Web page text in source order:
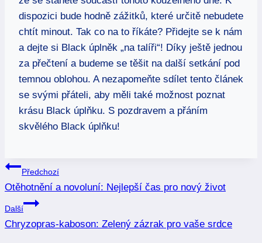
dispozici bude hodně zážitků, které určitě nebudete
chtít minout. Tak co na to říkáte? Přidejte se k nám
a dejte si Black úplněk „na talíři“! Díky ještě jednou
za přečtení a budeme se těšit na další setkání pod
temnou oblohou. A nezapomeňte sdílet tento článek
se svými přáteli, aby měli také možnost poznat
krásu Black úplňku. S pozdravem a přáním
skvělého Black úplňku!
Navigace
pro
příspěvek
Předchozí
Otěhotnění a novoluní: Nejlepší čas pro nový život
Další
Chryzopras-kaboson: Zelený zázrak pro vaše srdce